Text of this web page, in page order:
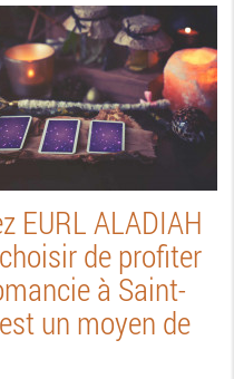
EURL ALADIAH
de profiter
à Saint-
un moyen de